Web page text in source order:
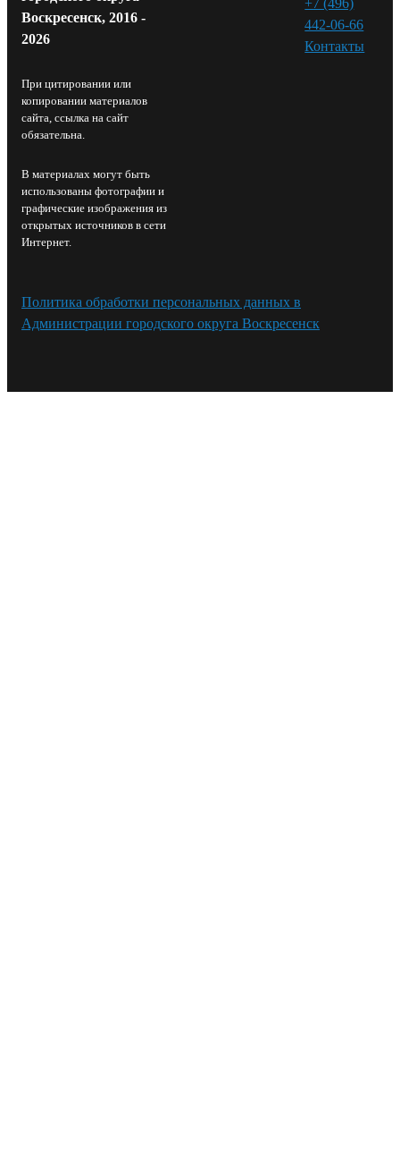
Воскресенск, 2016 -
2026
При цитировании или
копировании материалов
сайта, ссылка на сайт
обязательна.
В материалах могут быть
использованы фотографии и
графические изображения из
открытых источников в сети
Интернет.
442-06-66
Контакты⁠
Политика обработки персональных данных в
Администрации городского округа Воскресенск